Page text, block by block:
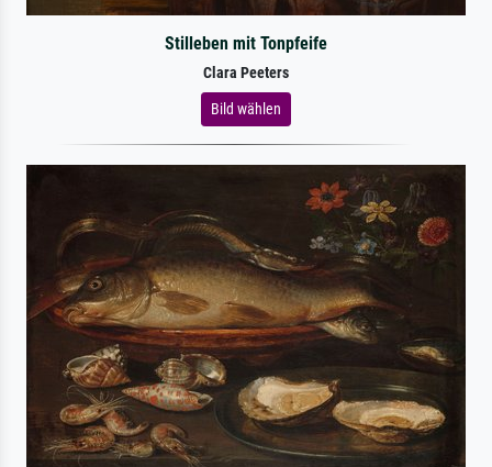
Stilleben mit Tonpfeife
Clara Peeters
Bild wählen